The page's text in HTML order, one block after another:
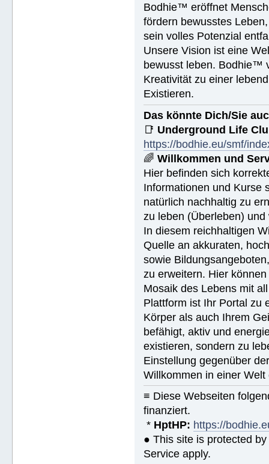
Bodhie™ eröffnet
fördern bewusstes
sein volles Potenzial
Unsere Vision ist eine
bewusst leben. Bodhie™
Kreativität zu einer
Existieren.
Das könnte Dich/Sie
📑 Underground Life
https://bodhie.eu/smf/
🌈Willkommen und
Hier befinden sich
Informationen und Kurse
natürlich nachhaltig zu
zu leben (Überleben)
In diesem reichhaltigen
Quelle an akkuraten,
sowie
zu erweitern. Hier
Mosaik des Lebens mit
Plattform ist Ihr Portal zu
Körper als auch Ihrem
befähigt, aktiv und
existieren, sondern zu
Einstellung gegenüber
Willkommen in einer
≡ Diese Webseiten
finanziert.
* HptHP: https://
● This site is protected
Service apply.